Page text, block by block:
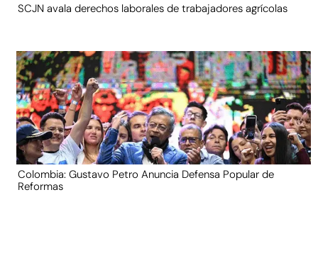
SCJN avala derechos laborales de trabajadores agrícolas
Colombia: Gustavo Petro Anuncia Defensa Popular de
Reformas